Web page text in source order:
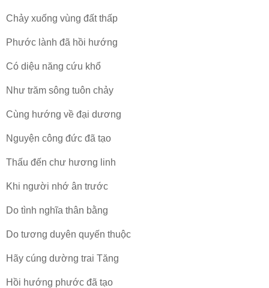
Chảy xuống vùng đất thấp
Phước lành đã hồi hướng
Có diệu năng cứu khổ
Như trăm sông tuôn chảy
Cùng hướng về đại dương
Nguyện công đức đã tạo
Thấu đến chư hương linh
Khi người nhớ ân trước
Do tình nghĩa thân bằng
Do tương duyên quyến thuộc
Hãy cúng dường trai Tăng
Hồi hướng phước đã tạo